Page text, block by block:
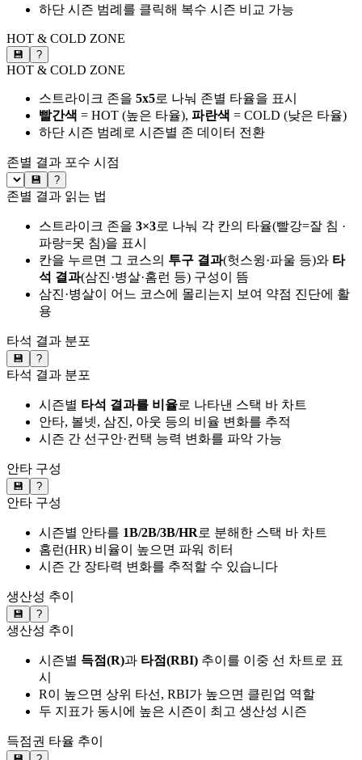
하단 시즌 범례를 클릭해 복수 시즌 비교 가능
HOT & COLD ZONE
💾 ?
HOT & COLD ZONE
스트라이크 존을 5x5로 나눠 존별 타율을 표시
빨간색 = HOT (높은 타율), 파란색 = COLD (낮은 타율)
하단 시즌 범례로 시즌별 존 데이터 전환
존별 결과 포수 시점
💾 ?
존별 결과 읽는 법
스트라이크 존을 3×3로 나눠 각 칸의 타율(빨강=잘 침 ·
파랑=못 침)을 표시
칸을 누르면 그 코스의 투구 결과(헛스윙·파울 등)와 타
석 결과(삼진·병살·홈런 등) 구성이 뜸
삼진·병살이 어느 코스에 몰리는지 보여 약점 진단에 활
용
타석 결과 분포
💾 ?
타석 결과 분포
시즌별 타석 결과를 비율로 나타낸 스택 바 차트
안타, 볼넷, 삼진, 아웃 등의 비율 변화를 추적
시즌 간 선구안·컨택 능력 변화를 파악 가능
안타 구성
💾 ?
안타 구성
시즌별 안타를 1B/2B/3B/HR로 분해한 스택 바 차트
홈런(HR) 비율이 높으면 파워 히터
시즌 간 장타력 변화를 추적할 수 있습니다
생산성 추이
💾 ?
생산성 추이
시즌별 득점(R)과 타점(RBI) 추이를 이중 선 차트로 표
시
R이 높으면 상위 타선, RBI가 높으면 클린업 역할
두 지표가 동시에 높은 시즌이 최고 생산성 시즌
득점권 타율 추이